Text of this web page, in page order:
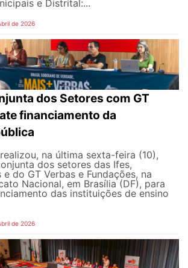
e Distrital:...
de 2026
dos Setores com GT
financiamento da
na última sexta-feira (10),
dos setores das Ifes,
e do GT Verbas e Fundações, na
Nacional, em Brasília (DF), para
das instituições de ensino
de 2026